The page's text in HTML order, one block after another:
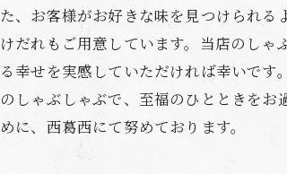
た、お客様がお好きな味を見つけられ
けだれもご用意しています。当店のし
る幸せを実感していただければ幸いで
のしゃぶしゃぶで、至福のひとときを
めに、西葛西にて努めております。